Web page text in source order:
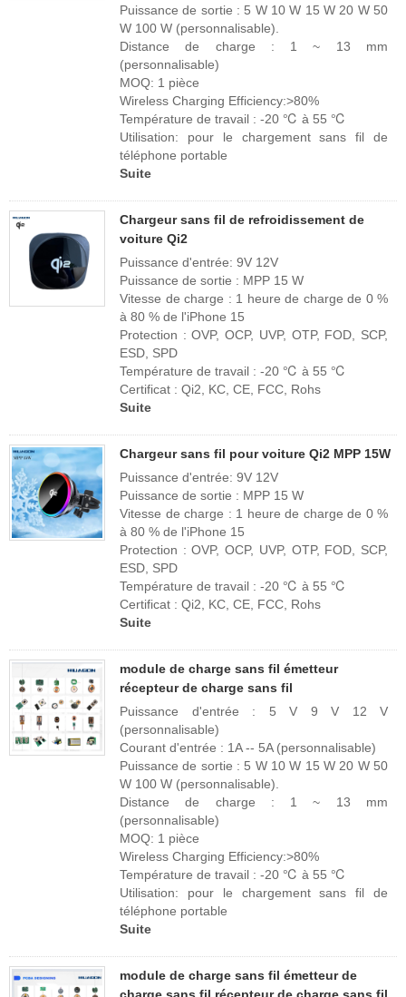
Puissance de sortie : 5 W 10 W 15 W 20 W 50
W 100 W (personnalisable).
Distance de charge : 1 ~ 13 mm
(personnalisable)
MOQ: 1 pièce
Wireless Charging Efficiency:>80%
Température de travail : -20 ℃ à 55 ℃
Utilisation: pour le chargement sans fil de
téléphone portable
Suite
Chargeur sans fil de refroidissement de
voiture Qi2
Puissance d'entrée: 9V 12V
Puissance de sortie : MPP 15 W
Vitesse de charge : 1 heure de charge de 0 %
à 80 % de l'iPhone 15
Protection : OVP, OCP, UVP, OTP, FOD, SCP,
ESD, SPD
Température de travail : -20 ℃ à 55 ℃
Certificat : Qi2, KC, CE, FCC, Rohs
Suite
Chargeur sans fil pour voiture Qi2 MPP 15W
Puissance d'entrée: 9V 12V
Puissance de sortie : MPP 15 W
Vitesse de charge : 1 heure de charge de 0 %
à 80 % de l'iPhone 15
Protection : OVP, OCP, UVP, OTP, FOD, SCP,
ESD, SPD
Température de travail : -20 ℃ à 55 ℃
Certificat : Qi2, KC, CE, FCC, Rohs
Suite
module de charge sans fil émetteur
récepteur de charge sans fil
Puissance d'entrée : 5 V 9 V 12 V
(personnalisable)
Courant d'entrée : 1A -- 5A (personnalisable)
Puissance de sortie : 5 W 10 W 15 W 20 W 50
W 100 W (personnalisable).
Distance de charge : 1 ~ 13 mm
(personnalisable)
MOQ: 1 pièce
Wireless Charging Efficiency:>80%
Température de travail : -20 ℃ à 55 ℃
Utilisation: pour le chargement sans fil de
téléphone portable
Suite
module de charge sans fil émetteur de